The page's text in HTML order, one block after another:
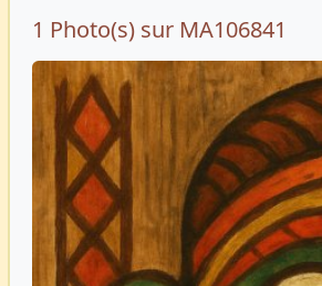
1 Photo(s) sur MA106841